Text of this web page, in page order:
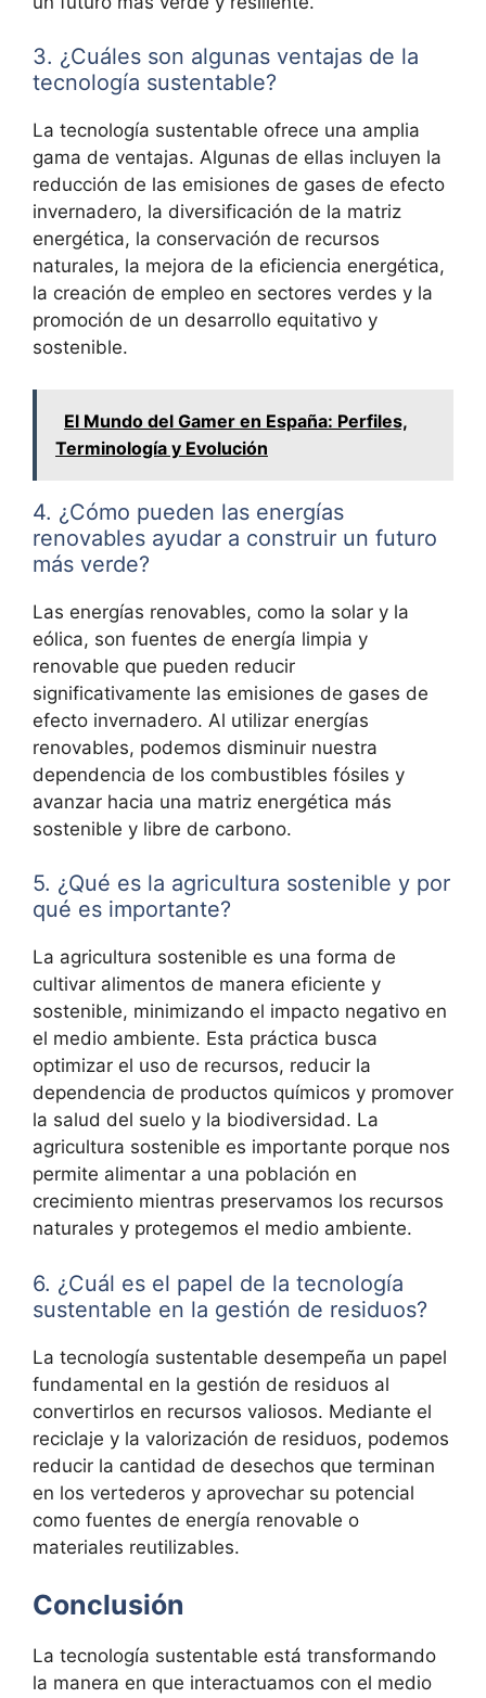
3. ¿Cuáles son algunas ventajas de la
tecnología sustentable?
La tecnología sustentable ofrece una amplia
gama de ventajas. Algunas de ellas incluyen la
reducción de las emisiones de gases de efecto
invernadero, la diversificación de la matriz
energética, la conservación de recursos
naturales, la mejora de la eficiencia energética,
la creación de empleo en sectores verdes y la
promoción de un desarrollo equitativo y
sostenible.
El Mundo del Gamer en España: Perfiles,
Terminología y Evolución
4. ¿Cómo pueden las energías
renovables ayudar a construir un futuro
más verde?
Las energías renovables, como la solar y la
eólica, son fuentes de energía limpia y
renovable que pueden reducir
significativamente las emisiones de gases de
efecto invernadero. Al utilizar energías
renovables, podemos disminuir nuestra
dependencia de los combustibles fósiles y
avanzar hacia una matriz energética más
sostenible y libre de carbono.
5. ¿Qué es la agricultura sostenible y por
qué es importante?
La agricultura sostenible es una forma de
cultivar alimentos de manera eficiente y
sostenible, minimizando el impacto negativo en
el medio ambiente. Esta práctica busca
optimizar el uso de recursos, reducir la
dependencia de productos químicos y promover
la salud del suelo y la biodiversidad. La
agricultura sostenible es importante porque nos
permite alimentar a una población en
crecimiento mientras preservamos los recursos
naturales y protegemos el medio ambiente.
6. ¿Cuál es el papel de la tecnología
sustentable en la gestión de residuos?
La tecnología sustentable desempeña un papel
fundamental en la gestión de residuos al
convertirlos en recursos valiosos. Mediante el
reciclaje y la valorización de residuos, podemos
reducir la cantidad de desechos que terminan
en los vertederos y aprovechar su potencial
como fuentes de energía renovable o
materiales reutilizables.
Conclusión
La tecnología sustentable está transformando
la manera en que interactuamos con el medio